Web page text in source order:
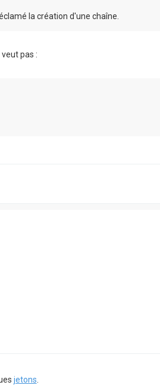
la création d'une chaîne.
pas :
jetons